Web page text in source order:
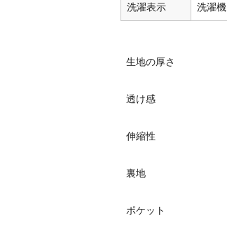
洗濯表示 洗濯機
生地の厚さ
透け感
伸縮性
裏地
ポケット